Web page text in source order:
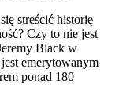
streścić historię
Czy to nie jest
Black w
emerytowanym
ponad 180